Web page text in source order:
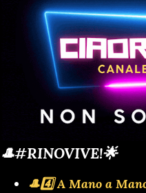
🎩#RINOVIVE!🌟
🎩4️⃣ A Mano a